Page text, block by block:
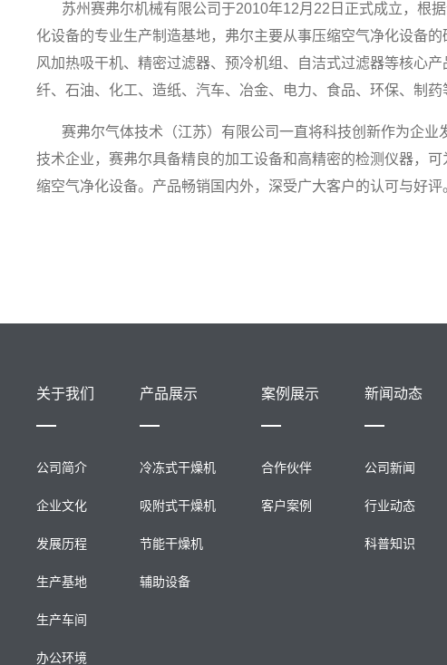
苏州赛弗尔机械有限公司于2010年12月22日正式成立，根
化设备的专业生产制造基地，弗尔主要从事压缩空气净化设备
风加热吸干机、精密过滤器、预冷机组、自洁式过滤器等核心
纤、石油、化工、造纸、汽车、冶金、电力、食品、环保、制药
赛弗尔气体技术（江苏）有限公司一直将科技创新作为企
技术企业，赛弗尔具备精良的加工设备和高精密的检测仪器，
缩空气净化设备。产品畅销国内外，深受广大客户的认可与好评
关于我们
公司简介
企业文化
发展历程
生产基地
生产车间
办公环境
产品展示
冷冻式干燥机
吸附式干燥机
节能干燥机
辅助设备
案例展示
合作伙伴
客户案例
新闻动态
公司新闻
行业动态
科普知识